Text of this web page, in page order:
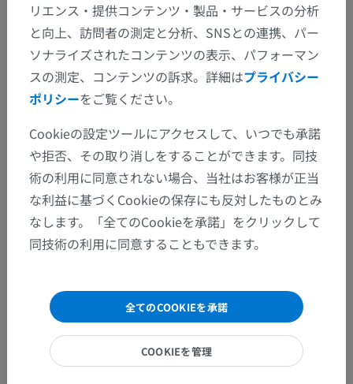
リエンス・提供コンテンツ・製品・サービスの分析
と向上、訪問者の測定と分析、SNSとの連携、パー
ソナライズされたコンテンツの表示、パフォーマン
スの測定、コンテンツの訴求。詳細はプライバシー
ポリシーをご覧ください。
Cookieの設定ツールにアクセスして、いつでも承諾
や拒否、その取り消しをすることができます。同技
術の利用に同意されない場合、当社はお客様が正当
な利益に基づくCookieの保存にも反対したものとみ
なします。「全てのCookieを承諾」をクリックして
同技術の利用に同意することもできます。
全てのCOOKIEを承諾
COOKIEを管理